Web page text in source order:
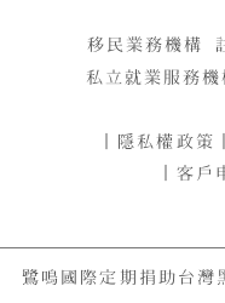
移民業務機構
私立就業服務
｜ 隱私權政策 ｜
｜客戶
鷺鳴國際定期捐助台灣